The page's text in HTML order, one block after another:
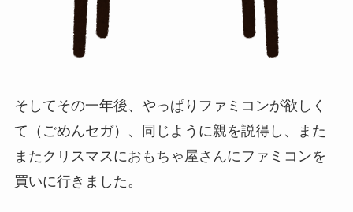
そしてその一年後、やっぱりファミコンが欲しく
て（ごめんセガ）、同じように親を説得し、また
またクリスマスにおもちゃ屋さんにファミコンを
買いに行きました。